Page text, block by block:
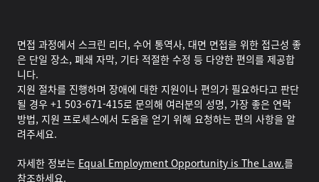
면접 과정에서 스크린 리더, 수어 통역사, 대면 면접을 위한 접근성 좋
은 단일 장소, 폐쇄 자막, 기타 적절한 수정 등 다양한 편의를 제공합
니다.
지원 절차를 진행하며 장애에 대한 지원이나 편의가 필요하다고 판단
될 경우 +1 503-671-415로 문의해 여러분의 성명, 가장 좋은 연락
방법, 지원 프로세스에서 도움을 얻기 위해 요청하는 편의 사항을 알
려주세요.
자세한 정보는 Equal Employment Opportunity is The Law.를
참조하세요.